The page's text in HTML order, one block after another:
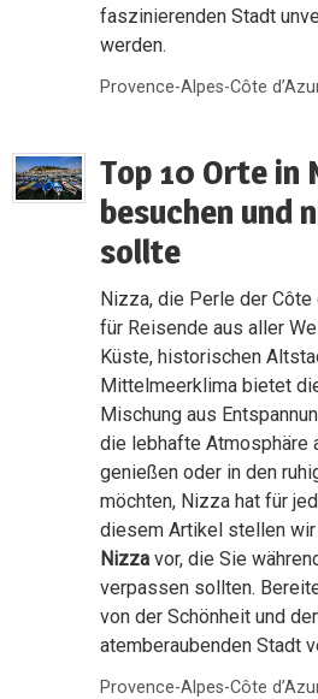
faszinierenden Stadt
werden.
Provence-Alpes-Côte
Top 10 Orte in
besuchen und
sollte
Nizza, die Perle der
für Reisende aus aller
Küste, historischen
Mittelmeerklima bietet
Mischung aus
die lebhafte Atmosphäre
genießen oder in den
möchten, Nizza hat für
diesem Artikel stellen
Nizza vor, die Sie
verpassen sollten.
von der Schönheit und
atemberaubenden Stadt
Provence-Alpes-Côte